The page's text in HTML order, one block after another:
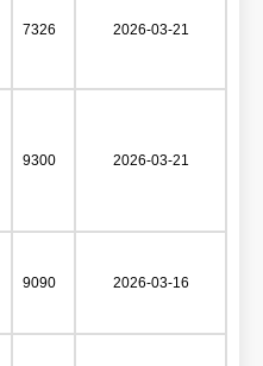
7326 2026-03-21
9300 2026-03-21
9090 2026-03-16